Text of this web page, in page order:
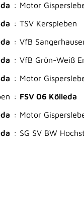
: Motor
: TSV Kerspleben
: VfB
: VfB Grün-Weiß
: Motor
: FSV 06 Kölleda
: Motor
: SG SV BW